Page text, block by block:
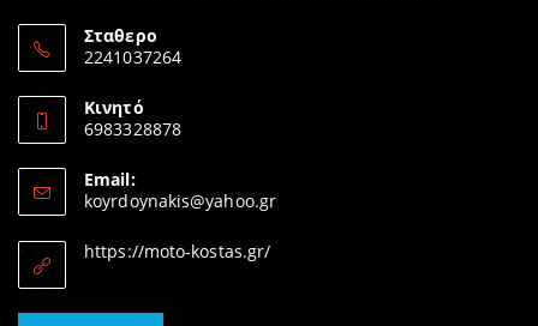
Σταθερο
2241037264
in
your
Κινητό
6983328878
in
your
application
Email:
koyrdoynakis@yahoo.grOpens
https://moto-kostas.gr/